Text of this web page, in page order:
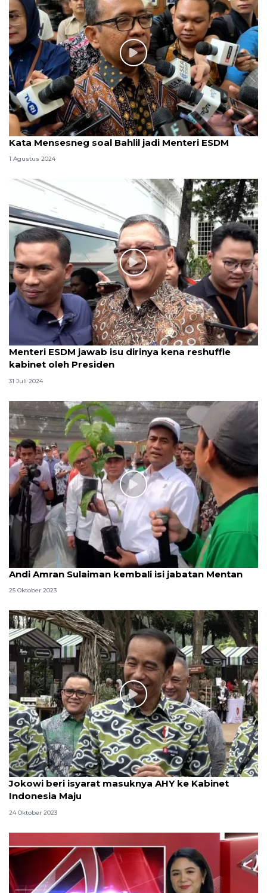
Kata Mensesneg soal Bahlil jadi Menteri ESDM
1 Agustus 2024
Menteri ESDM jawab isu dirinya kena reshuffle
kabinet oleh Presiden
31 Juli 2024
Andi Amran Sulaiman kembali isi jabatan Mentan
25 Oktober 2023
Jokowi beri isyarat masuknya AHY ke Kabinet
Indonesia Maju
24 Oktober 2023